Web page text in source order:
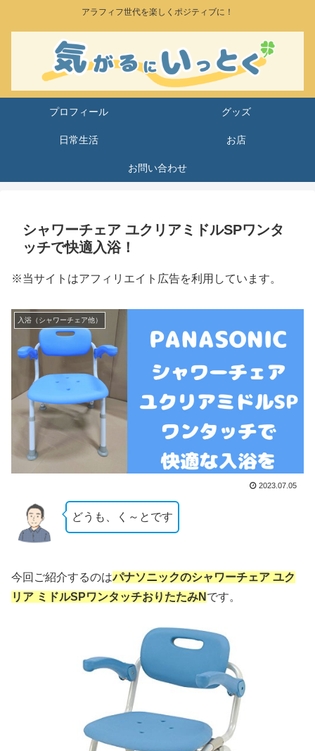
アラフィフ世代を楽しくポジティブに！
プロフィール グッズ
日常生活 お店
お問い合わせ
シャワーチェア ユクリアミドルSPワンタ
ッチで快適入浴！
※当サイトはアフィリエイト広告を利用しています。
入浴（シャワーチェア他）
2023.07.05
どうも、く～とです
今回ご紹介するのはパナソニックのシャワーチェア ユク
リア ミドルSPワンタッチおりたたみN です。